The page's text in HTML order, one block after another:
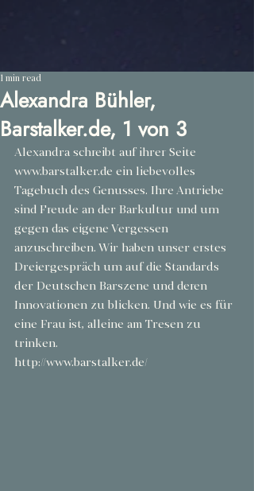
Alexandra Bühler,
Barstalker.de, 1 von 3
1 min read
Alexandra schreibt auf ihrer Seite
www.barstalker.de ein liebevolles
Tagebuch des Genusses. Ihre Antriebe
sind Freude an der Barkultur und um
gegen das eigene Vergessen
anzuschreiben. Wir haben unser erstes
Dreiergespräch um auf die Standards
der Deutschen Barszene und deren
Innovationen zu blicken. Und wie es für
eine Frau ist, alleine am Tresen zu
trinken.
http://www.barstalker.de/